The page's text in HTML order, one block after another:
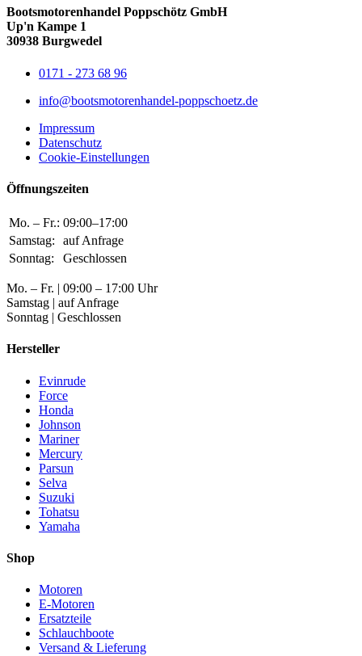
Bootsmotorenhandel Poppschötz GmbH
Up'n Kampe 1
30938 Burgwedel
0171 - 273 68 96
info@bootsmotorenhandel-poppschoetz.de
Impressum
Datenschutz
Cookie-Einstellungen
Öffnungszeiten
Mo. – Fr.: 09:00–17:00
Samstag:
auf Anfrage
Sonntag:
Geschlossen
Mo. – Fr. | 09:00 – 17:00 Uhr
Samstag | auf Anfrage
Sonntag | Geschlossen
Hersteller
Evinrude
Force
Honda
Johnson
Mariner
Mercury
Parsun
Selva
Suzuki
Tohatsu
Yamaha
Shop
Motoren
E-Motoren
Ersatzteile
Schlauchboote
Versand & Lieferung